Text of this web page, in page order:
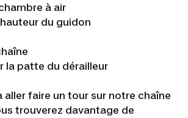
une chambre à air
du guidon
une chaîne
patte du dérailleur
aller faire un tour sur notre chaîne
trouverez davantage de